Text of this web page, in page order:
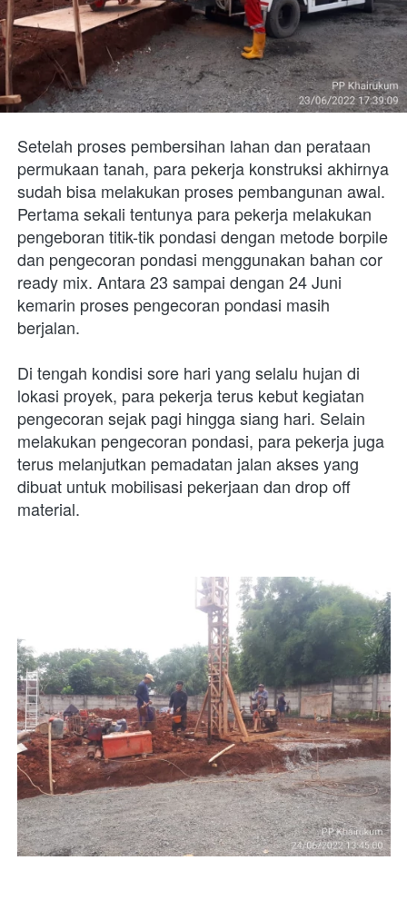
Setelah proses pembersihan lahan dan perataan
permukaan tanah, para pekerja konstruksi akhirnya
sudah bisa melakukan proses pembangunan awal.
Pertama sekali tentunya para pekerja melakukan
pengeboran titik-tik pondasi dengan metode borpile
dan pengecoran pondasi menggunakan bahan cor
ready mix. Antara 23 sampai dengan 24 Juni
kemarin proses pengecoran pondasi masih
berjalan.
Di tengah kondisi sore hari yang selalu hujan di
lokasi proyek, para pekerja terus kebut kegiatan
pengecoran sejak pagi hingga siang hari. Selain
melakukan pengecoran pondasi, para pekerja juga
terus melanjutkan pemadatan jalan akses yang
dibuat untuk mobilisasi pekerjaan dan drop off
material.